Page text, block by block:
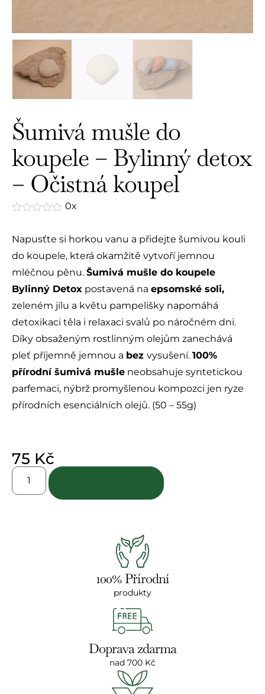
Šumivá mušle do
koupele – Bylinný detox
– Očistná koupel
z
0x
Napusťte si horkou vanu a přidejte šumivou kouli
do koupele, která okamžitě vytvoří jemnou
mléčnou pěnu. Šumivá mušle do koupele
Bylinný Detox postavená na epsomské soli,
zeleném jílu a květu pampelišky napomáhá
detoxikaci těla i relaxaci svalů po náročném dni.
Díky obsaženým rostlinným olejům zanechává
pleť příjemně jemnou a bez vysušení. 100%
přírodní šumivá mušle neobsahuje syntetickou
parfemaci, nýbrž promyšlenou kompozci jen ryze
přírodních esenciálních olejů. (50 – 55g)
75 Kč
100% Přírodní
produkty
Doprava zdarma
nad 700 Kč